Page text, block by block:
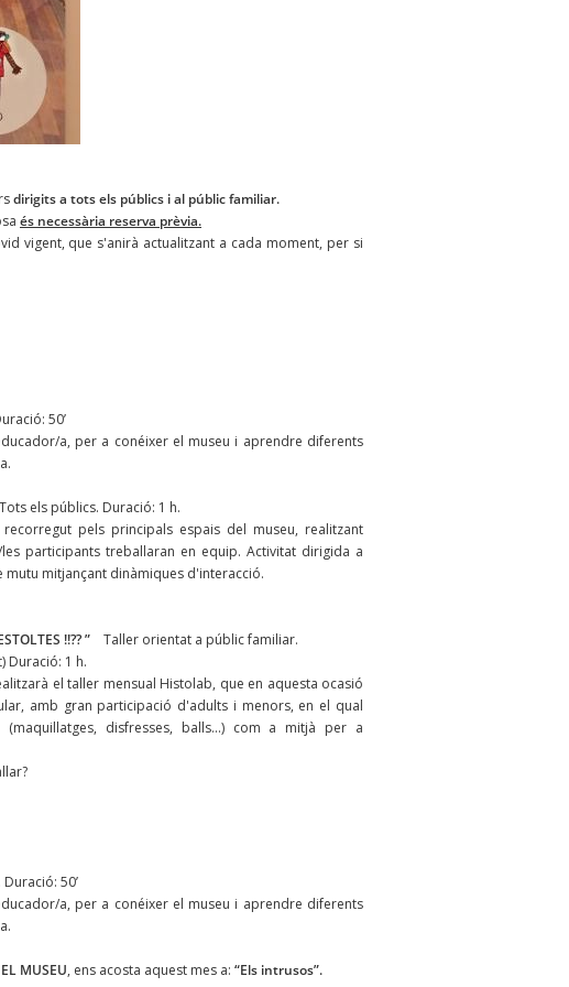
dirigits a tots els públics i al públic familiar.
és necessària reserva prèvia.
vigent, que s'anirà actualitzant a cada moment, per si
50’
a, per a conéixer el museu i aprendre diferents
Tots els públics. Duració: 1 h.
pels principals espais del museu, realitzant
participants treballaran en equip. Activitat dirigida a
mitjançant dinàmiques d'interacció.
!!?? ”
Taller orientat a públic familiar.
Duració: 1 h.
el taller mensual Histolab, que en aquesta ocasió
amb gran participació d'adults i menors, en el qual
disfresses, balls...) com a mitjà per a
50’
a, per a conéixer el museu i aprendre diferents
MUSEU, ens acosta aquest mes a: “Els intrusos”.